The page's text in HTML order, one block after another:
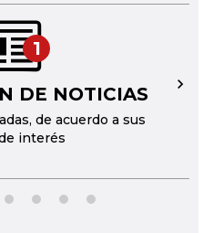
1
DE NOTICIAS
de acuerdo a sus
interés
→